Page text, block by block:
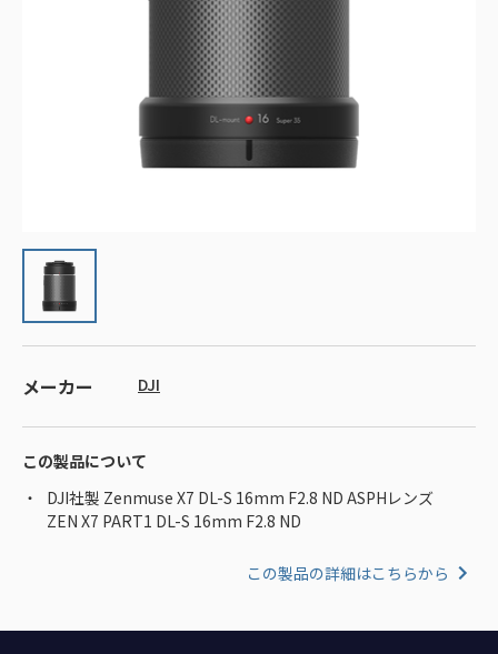
メーカー DJI
この製品について
DJI社製 Zenmuse X7 DL-S 16mm F2.8 ND ASPHレンズ
ZEN X7 PART1 DL-S 16mm F2.8 ND
この製品の詳細はこちらから